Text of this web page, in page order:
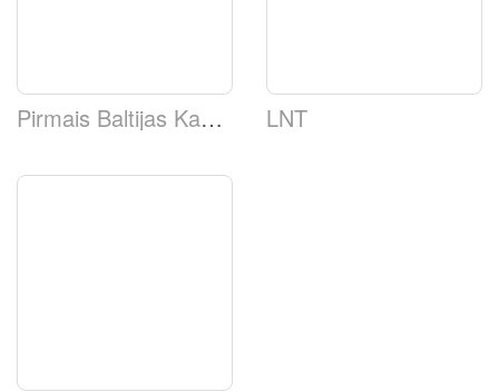
Pirmais Baltijas Kanāls LNT